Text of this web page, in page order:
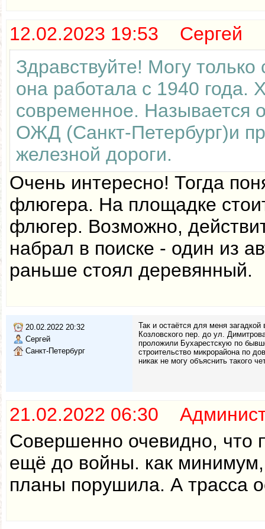
12.02.2023 19:53 Сергей
Здравствуйте! Могу
она работала с 1940 года.
современное. Называется
ОЖД (Санкт-Петербург)и
железной дороги.
Очень интересно! Тогда
флюгера. На площадке
флюгер. Возможно,
набрал в поиске - один из
раньше стоял деревянный.
20.02.2022 20:32
Сергей
Санкт-Петербург
Так и остаётся для меня
Козловского пер. до ул.
проложили Бухарестскую по
строительство микрорайона по
никак не могу объяснить такого
21.02.2022 06:30
Совершенно очевидно, что
ещё до войны. как минимум,
планы порушила. А трасса